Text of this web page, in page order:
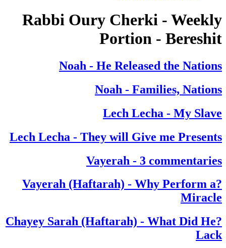
Rabbi Oury Cherki - Weekly
Portion - Bereshit
Noah - He Released the Nations
Noah - Families, Nations
Lech Lecha - My Slave
Lech Lecha - They will Give me Presents
Vayerah - 3 commentaries
?Vayerah (Haftarah) - Why Perform a
Miracle
?Chayey Sarah (Haftarah) - What Did He
Lack